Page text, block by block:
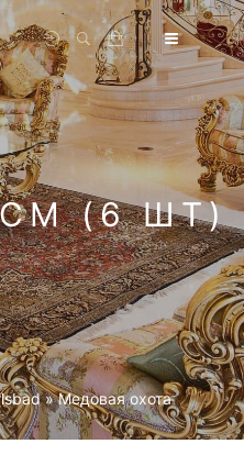
(6 ШТ)
»Медовая охота